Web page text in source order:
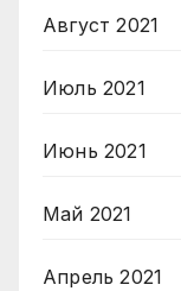
Август 2021
Июль 2021
Июнь 2021
Май 2021
Апрель 2021